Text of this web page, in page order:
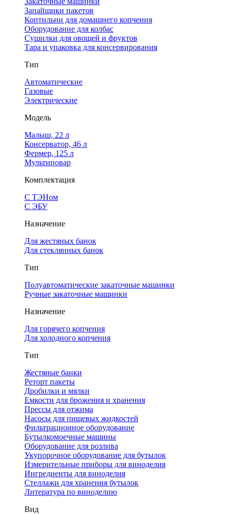
Запайщики пакетов
Коптильни для домашнего копчения
Оборудование для колбас
Сушилки для овощей и фруктов
Тара и упаковка для консервирования
Тип
Автоматические
Газовые
Электрические
Модель
Малыш, 22 л
Консерватор, 46 л
Фермер, 125 л
Мультиповар
Комплектация
С ТЭНом
С ЭБУ
Назначение
Для жестяных банок
Для стеклянных банок
Тип
Полуавтоматические закаточные машинки
Ручные закаточные машинки
Назначение
Для горячего копчения
Для холодного копчения
Тип
Жестяные банки
Реторт пакеты
Дробилки и мялки
Емкости для брожения и хранения
Прессы для отжима
Насосы для пищевых жидкостей
Фильтрационное оборудование
Бутылкомоечные машины
Оборудование для розлива
Укупорочное оборудование для бутылок
Измерительные приборы для виноделия
Ингредиенты для виноделия
Стеллажи для хранения бутылок
Литература по виноделию
Вид